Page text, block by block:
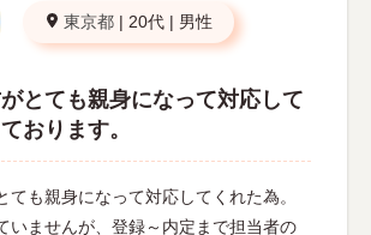
東京都 | 20代 | 男性
とても親身になって対応して
おります。
ても親身になって対応してくれた為。
いませんが、登録～内定まで担当者の